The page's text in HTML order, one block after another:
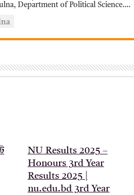
Department of Political Science....
NU Results 2025 –
Honours 3rd Year
Results 2025 |
nu.edu.bd 3rd Year